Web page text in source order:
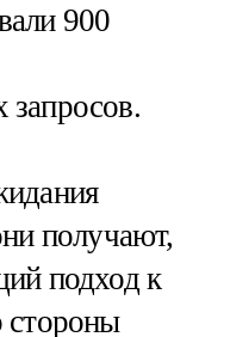
900
запросов.
получают,
подход к
стороны